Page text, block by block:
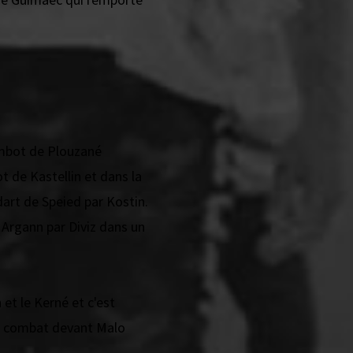
Kastellin et dans la
de Speied par Kostin.
par Diviz dans un
le Kerné et c'est
devant Malo